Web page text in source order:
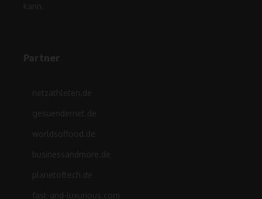
kann.
Partner
netzathleten.de
gesuendernet.de
worldsoffood.de
businessandmore.de
planetoftech.de
fast-and-luxurious.com